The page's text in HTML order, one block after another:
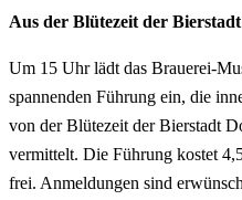
Aus der Blütezeit der Bierstadt
Um 15 Uhr lädt das Brauerei-
spannenden Führung ein, die
von der Blütezeit der Bierstadt
vermittelt. Die Führung kostet
frei. Anmeldungen sind